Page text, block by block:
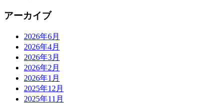
アーカイブ
2026年6月
2026年4月
2026年3月
2026年2月
2026年1月
2025年12月
2025年11月